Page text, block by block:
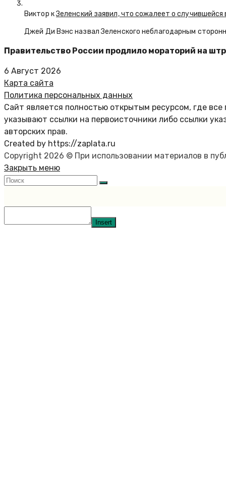
Виктор кЗеленский заявил, что сожалеет о
Джей Ди Вэнс назвал Зеленского неблагодарным
Правительство России продлило мораторий на
6 Август 2026
Карта сайта
Политика персональных данных
Сайт является полностью открытым ресурсом, где
указывают ссылки на первоисточники либо ссылки
авторских прав.
Created by https://zaplata.ru
Copyright 2026 © При использовании материалов в
Закрыть меню
Insert